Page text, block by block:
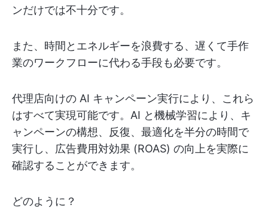
ンだけでは不十分です。
また、時間とエネルギーを浪費する、遅くて手作
業のワークフローに代わる手段も必要です。
代理店向けの AI キャンペーン実行により、これら
はすべて実現可能です。AI と機械学習により、キ
ャンペーンの構想、反復、最適化を半分の時間で
実行し、広告費用対効果 (ROAS) の向上を実際に
確認することができます。
どのように？